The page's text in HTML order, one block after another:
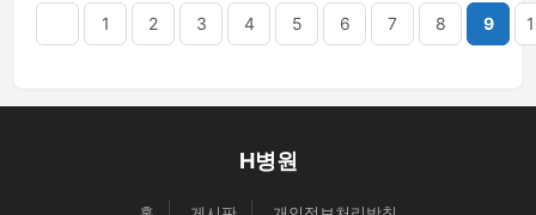
1 2 3 4 5 6 7 8 9
H병원